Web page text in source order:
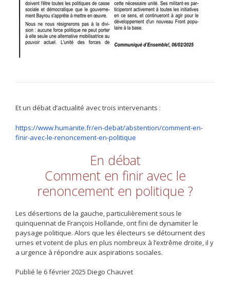
Et un débat d’actualité avec trois intervenants :
https://www.humanite.fr/en-debat/abstention/comment-en-
finir-avec-le-renoncement-en-politique
En débat
Comment en finir avec le
renoncement en politique ?
Les désertions de la gauche, particulièrement sous le
quinquennat de François Hollande, ont fini de dynamiter le
paysage politique. Alors que les électeurs se détournent des
urnes et votent de plus en plus nombreux à l’extrême droite, il y
a urgence à répondre aux aspirations sociales.
Publié le 6 février 2025 Diego Chauvet